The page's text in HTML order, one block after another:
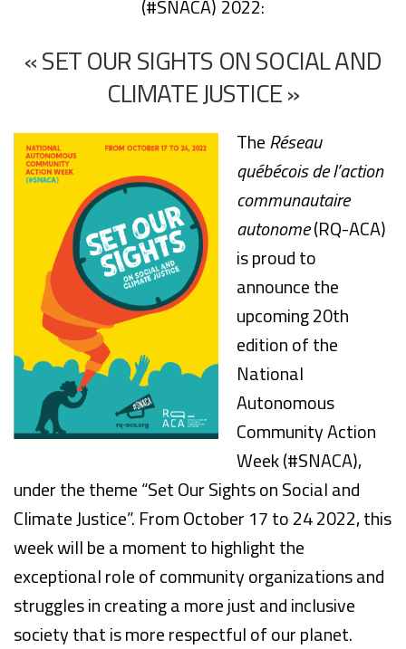
(#SNACA) 2022:
« SET OUR SIGHTS ON SOCIAL AND
CLIMATE JUSTICE »
TheRéseau
québécois de l’action
communautaire
autonome(RQ-ACA)
is proud to
announce the
upcoming 20th
edition of the
National
Autonomous
Community Action
Week (#SNACA),
under the theme “Set Our Sights on Social and
Climate Justice”. From October 17 to 24 2022, this
week will be a moment to highlight the
exceptional role of community organizations and
struggles in creating a more just and inclusive
society that is more respectful of our planet.